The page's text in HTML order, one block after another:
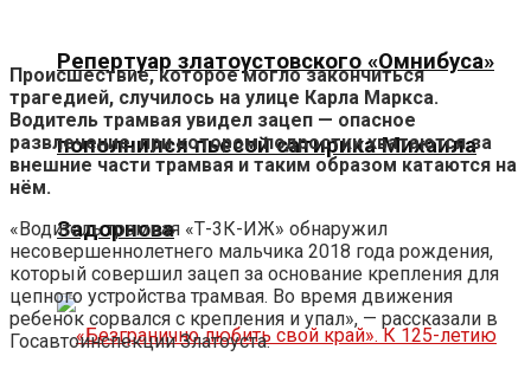
Репертуар златоустовского «Омнибуса»
пополнился пьесой сатирика Михаила
Задорнова
Происшествие, которое могло закончиться
трагедией, случилось на улице Карла Маркса.
Водитель трамвая увидел зацеп — опасное
развлечение, при котором подростки хватаются за
внешние части трамвая и таким образом катаются на
нём.
«Водитель трамвая «Т-3К-ИЖ» обнаружил
несовершеннолетнего мальчика 2018 года рождения,
который совершил зацеп за основание крепления для
цепного устройства трамвая. Во время движения
ребенок сорвался с крепления и упал», — рассказали в
Госавтоинспекции Златоуста.